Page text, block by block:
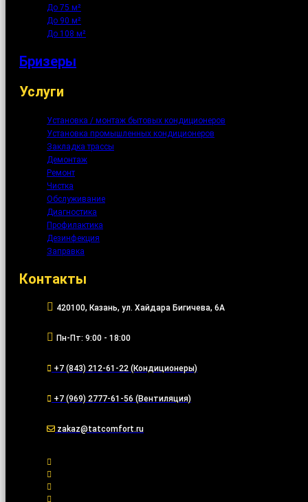
До 75 м²
До 90 м²
До 108 м²
Бризеры
Услуги
Установка / монтаж бытовых кондиционеров
Установка промышленных кондиционеров
Закладка трассы
Демонтаж
Ремонт
Чистка
Обслуживание
Диагностика
Профилактика
Дезинфекция
Заправка
Контакты
420100, Казань, ул. Хайдара Бигичева, 6А
Пн-Пт: 9:00 - 18:00
+7 (843) 212-61-22 (Кондиционеры)
+7 (969) 2777-61-56 (Вентиляция)
zakaz@tatcomfort.ru